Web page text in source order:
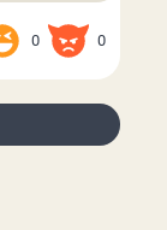
0 0